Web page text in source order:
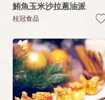
鮪魚玉米沙拉蔥油派
桂冠食品